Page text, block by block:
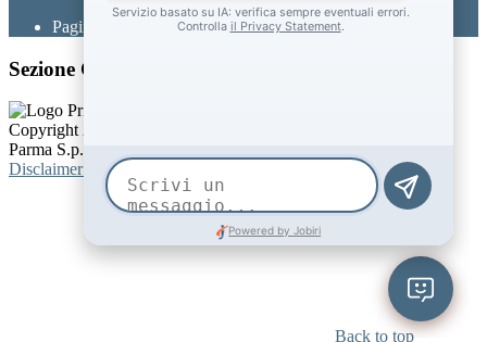
Pagina visualizzata103volte
Sezione Copyright
Copyright 2026 | Engineered and powered by Gruppo Spaggiari
Parma S.p.A. | Divisione Publishing & New Social Media
Disclaimer trattamento dati personali
Back to top